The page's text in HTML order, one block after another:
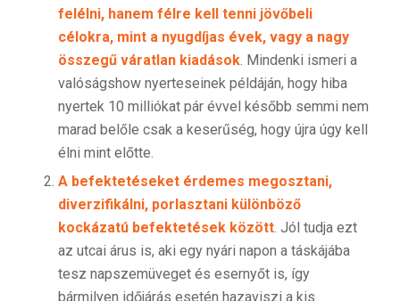
felélni, hanem félre kell tenni jövőbeli
célokra, mint a nyugdíjas évek, vagy a nagy
összegű váratlan kiadások. Mindenki ismeri a
valóságshow nyerteseinek példáján, hogy hiba
nyertek 10 milliókat pár évvel később semmi nem
marad belőle csak a keserűség, hogy újra úgy kell
élni mint előtte.
A befektetéseket érdemes megosztani,
diverzifikálni, porlasztani különböző
kockázatú befektetések között. Jól tudja ezt
az utcai árus is, aki egy nyári napon a táskájába
tesz napszemüveget és esernyőt is, így
bármilyen időjárás esetén hazaviszi a kis